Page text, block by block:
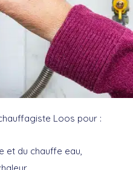
Loos pour :
et du chauffe eau,